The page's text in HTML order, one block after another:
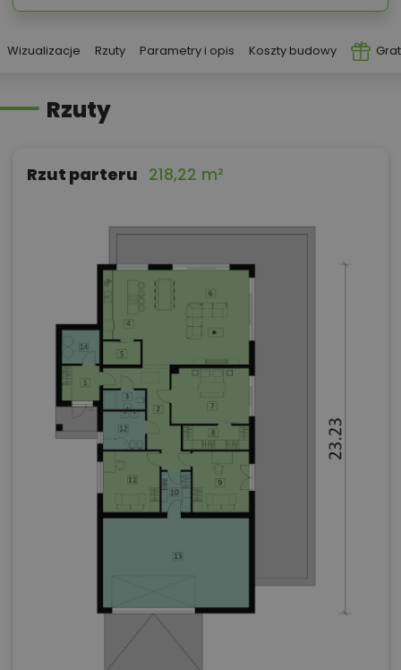
Wizualizacje Rzuty Parametry i opis Koszty budowy
Rzuty
Rzut parteru 218,22 m²